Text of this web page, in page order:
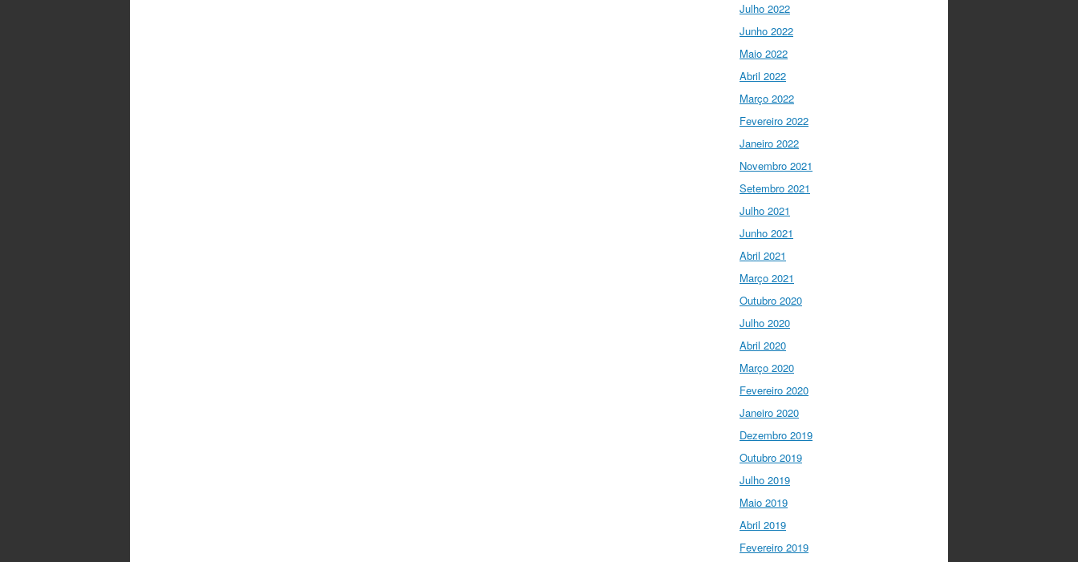
resolução de problemas
mun…
twitter.com/i/web/status/1…
“O impacto dos jovens
investigadores, como eu,
na sociedade é hoje
muito visível nas
empresas. Já não
twitter.com/i/web/status/1…
Ciência Viva
científica no futuro da
Europa em direto do
@CCVBraganca
Acompanhe li…
I Gulbenkian Ciência
Great honor
to have
appointed
@ERC_Research
@IGCiencia
twitter.com/i/web/status/1…
Julho 2022
Junho 2022
Maio 2022
Abril 2022
Março 2022
Fevereiro 2022
Janeiro 2022
Novembro 2021
Setembro 2021
Julho 2021
Junho 2021
Abril 2021
Março 2021
Outubro 2020
Julho 2020
Abril 2020
Março 2020
Fevereiro 2020
Janeiro 2020
Dezembro 2019
Outubro 2019
Julho 2019
Maio 2019
Abril 2019
Fevereiro 2019